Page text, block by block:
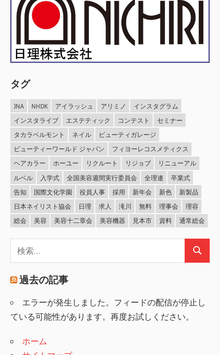
タグ
JNA NHDK アイラッシュ アリミノ
インスタグラム
インスタライブ
エステティック コンテスト
セミナー
タカラベルモント
ネイル
ビューティガレージ
ビューティーワールド ジャパン
フィヨーレコスメティクス
ヘアカラー
ホーユー リクルート リジョブ
リニューアル
ルベル
入学式 全国美容週間実行委員会 全理連
卒業式
告知
国際文化学園 役員人事 採用 新年会 新色
新製品
日本ネイリスト協会
日理 求人 滝川 無料 理事会
理容
総会
美容 美容十二章会 美容機器 見本市 資料 通常総会
検
過去の記事
エラーが発生しました。フィードの配信が停止し
ている可能性があります。再度お試しください。
ホーム